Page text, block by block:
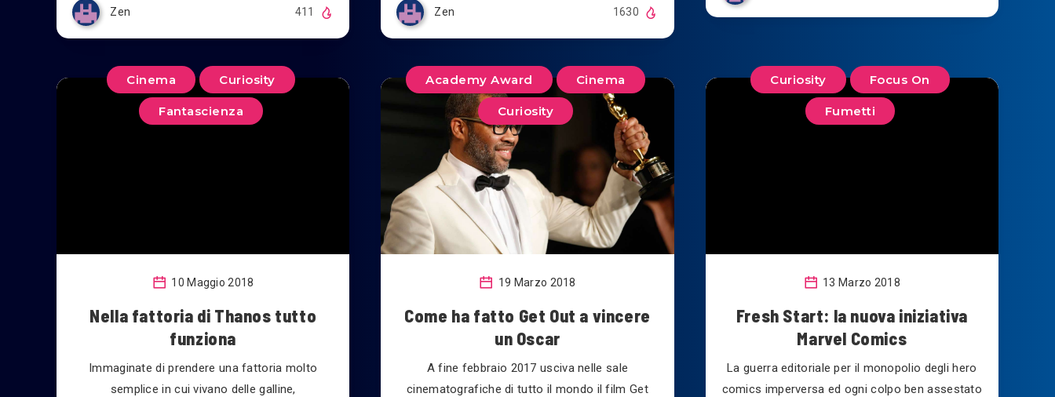
Zen 411 Zen 1630
Cinema Curiosity
Fantascienza
10 Maggio 2018
Nella fattoria di Thanos tutto
funziona
Immaginate di prendere una fattoria molto
semplice in cui vivano delle galline,
Academy Award Cinema
Curiosity
19 Marzo 2018
Come ha fatto Get Out a vincere
un Oscar
A fine febbraio 2017 usciva nelle sale
cinematografiche di tutto il mondo il film Get
Curiosity Focus On
Fumetti
13 Marzo 2018
Fresh Start: la nuova iniziativa
Marvel Comics
La guerra editoriale per il monopolio degli hero
comics imperversa ed ogni colpo ben assestato